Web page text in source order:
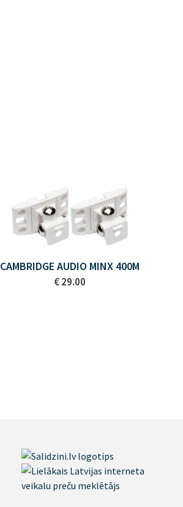
CAMBRIDGE AUDIO MINX 400M
€ 29.00